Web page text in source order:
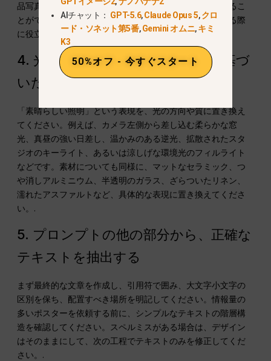
品写真といった手法の方が、より確実に仕上がりを変えるこ
とができます。カメラ用語は、目に見える判断を説明する際
に役立ちます。.
4. 光、色、素材について、観察に基づ
いた言葉で説明する
「素晴らしい照明」という表現を、光の方向や質に置き換え
てください。例えば、カメラ左側から差し込む柔らかな窓
光、真昼の強い日差し、温かみのある逆光、拡散されたスタ
ジオのキーライト、あるいは涼しげな環境光のフィルライト
などです。素材についても同様に、マットなセラミック、つ
や消しアルミニウム、半透明のガラス、ざらついたリネン、
濡れたアスファルトなど、具体的な表現に置き換えてくださ
い。.
5. プロンプトの他の部分から、正確な
テキストを抽出する
まず最終的な文章を作成し、引用符で囲み、大文字小文字の
区別を保ち、配置すべき場所を明記してください。情報量の
多いポスターを依頼する前に、シンプルなテキストの階層構
造を確認してください。スペルミスがある場合は、デザイン
はそのままにして、次の工程でテキストのみを修正してくだ
さい。.
AIチャット： GPT-5.6,Claude Opus 5,クロ
ード・ソネット第5番,Gemini オムニ,キミ
K3
50%オフ - 今すぐスタート